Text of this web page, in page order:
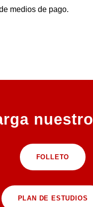
medios de pago.
nuestro
FOLLETO
PLAN DE ESTUDIOS